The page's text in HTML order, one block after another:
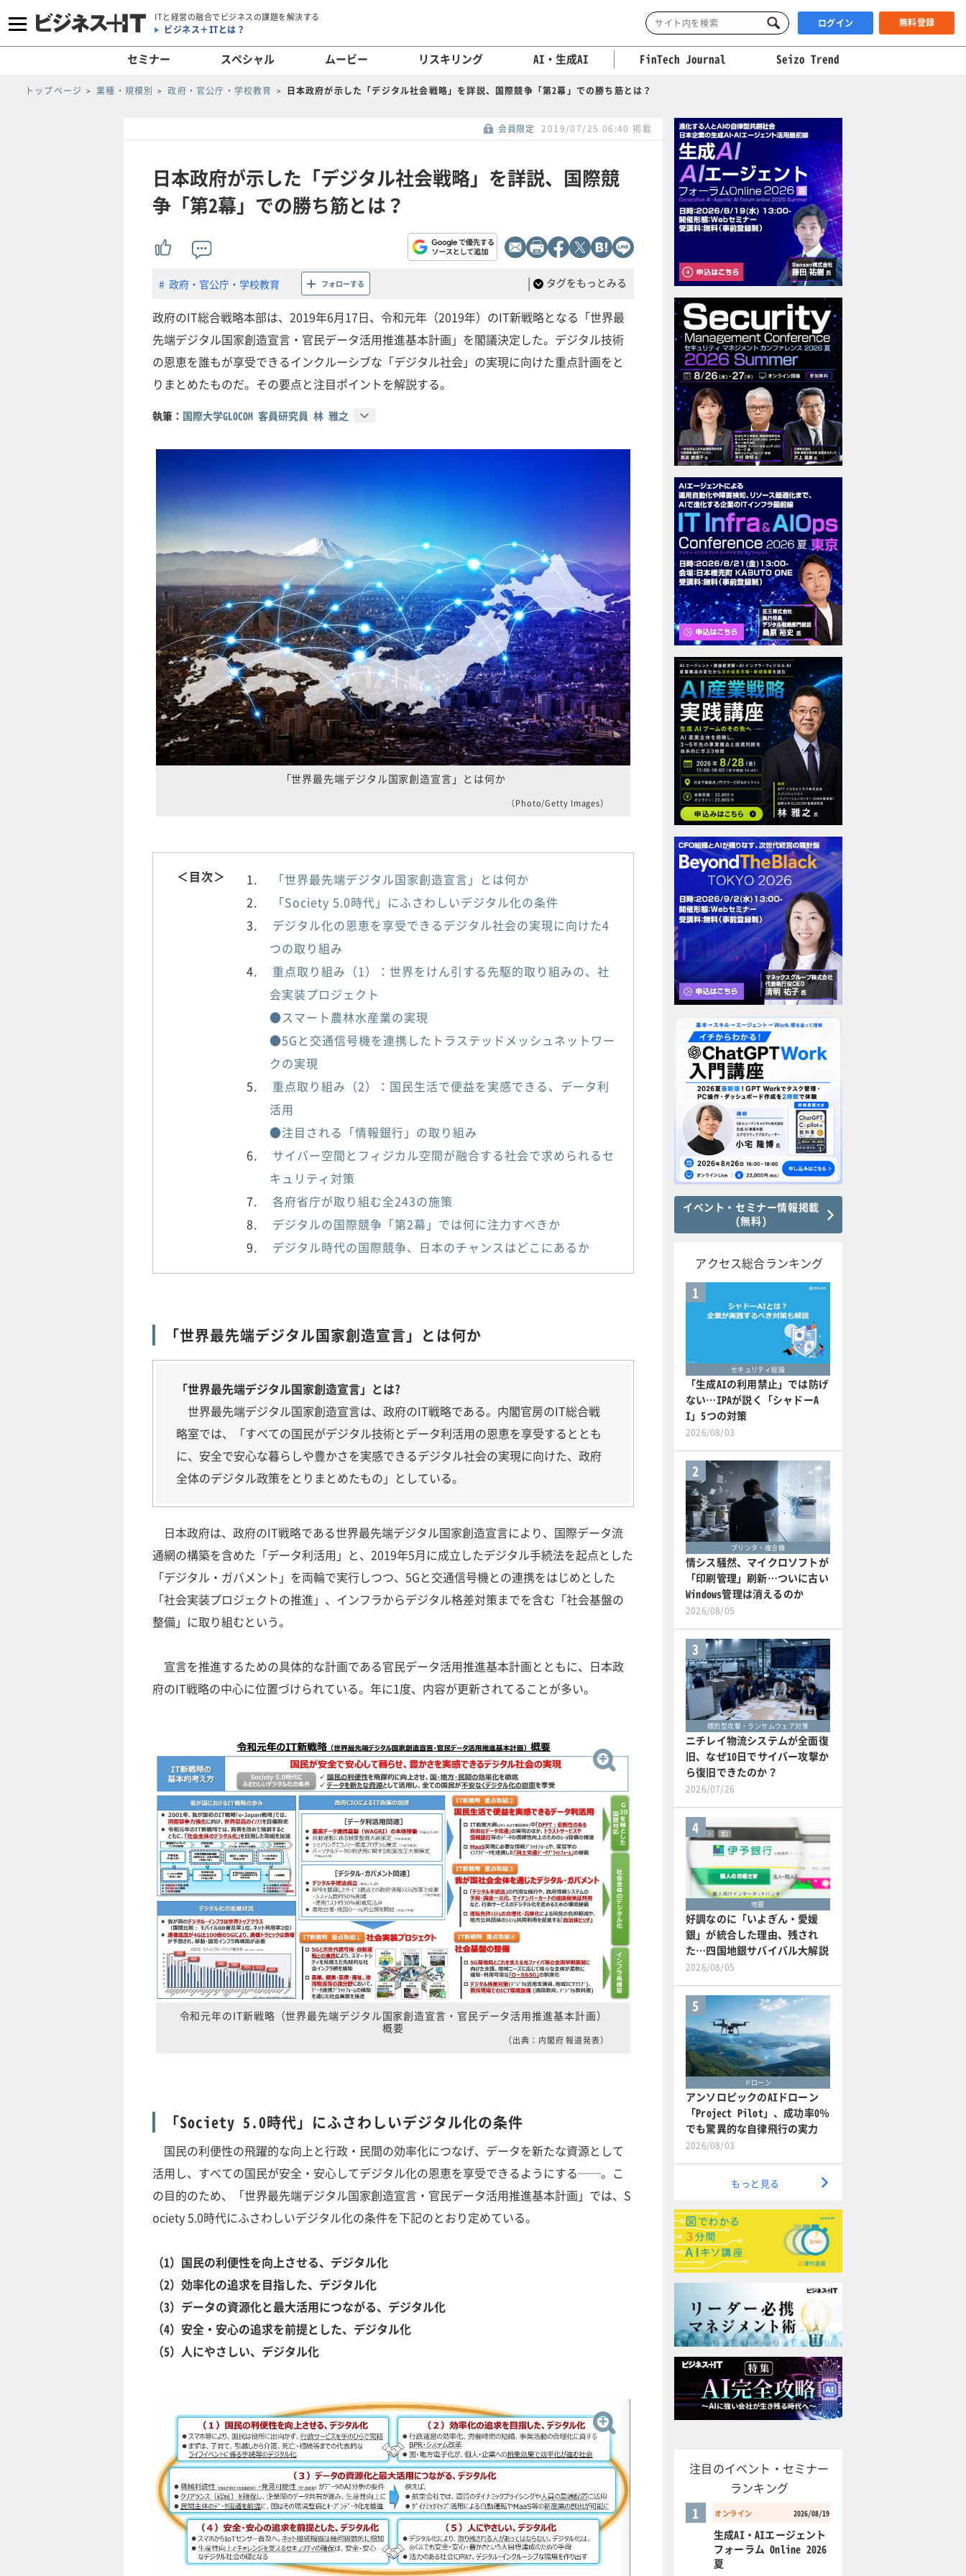
ITと経営の融合でビジネスの課題を解決する
ビジネス＋ITとは？ ログイン 無料登録
セミナー スペシャル ムービー リスキリング AI・生成AI FinTech Journal Seizo Trend
トップページ 業種・規模別 政府・官公庁・学校教育 日本政府が示した「デジタル社会戦略」を詳説、国際競争「第2幕」での勝ち筋とは？
会員限定 2019/07/25 06:40 掲載
日本政府が示した「デジタル社会戦略」を詳説、国際競
争「第2幕」での勝ち筋とは？
政府・官公庁・学校教育 フォローする | タグをもっとみる
政府のIT総合戦略本部は、2019年6月17日、令和元年（2019年）のIT新戦略となる「世界最
先端デジタル国家創造宣言・官民データ活用推進基本計画」を閣議決定した。デジタル技術
の恩恵を誰もが享受できるインクルーシブな「デジタル社会」の実現に向けた重点計画をと
りまとめたものだ。その要点と注目ポイントを解説する。
執筆： 国際大学GLOCOM 客員研究員 林 雅之
「世界最先端デジタル国家創造宣言」とは何か
（Photo/Getty Images）
＜目次＞
「世界最先端デジタル国家創造宣言」とは何か
「Society 5.0時代」にふさわしいデジタル化の条件
デジタル化の恩恵を享受できるデジタル社会の実現に向けた4
つの取り組み
重点取り組み（1）：世界をけん引する先駆的取り組みの、社
会実装プロジェクト
●スマート農林水産業の実現
●5Gと交通信号機を連携したトラステッドメッシュネットワー
クの実現
重点取り組み（2）：国民生活で便益を実感できる、データ利
活用
●注目される「情報銀行」の取り組み
サイバー空間とフィジカル空間が融合する社会で求められるセ
キュリティ対策
各府省庁が取り組む全243の施策
デジタルの国際競争「第2幕」では何に注力すべきか
デジタル時代の国際競争、日本のチャンスはどこにあるか
「世界最先端デジタル国家創造宣言」とは何か
「世界最先端デジタル国家創造宣言」とは?
世界最先端デジタル国家創造宣言は、政府のIT戦略である。内閣官房のIT総合戦
略室では、「すべての国民がデジタル技術とデータ利活用の恩恵を享受するととも
に、安全で安心な暮らしや豊かさを実感できるデジタル社会の実現に向けた、政府
全体のデジタル政策をとりまとめたもの」としている。
日本政府は、政府のIT戦略である世界最先端デジタル国家創造宣言により、国際データ流
通網の構築を含めた「データ利活用」と、2019年5月に成立したデジタル手続法を起点とした
「デジタル・ガバメント」を両輪で実行しつつ、5Gと交通信号機との連携をはじめとした
「社会実装プロジェクトの推進」、インフラからデジタル格差対策までを含む「社会基盤の
整備」に取り組むという。
宣言を推進するための具体的な計画である官民データ活用推進基本計画とともに、日本政
府のIT戦略の中心に位置づけられている。年に1度、内容が更新されてることが多い。
令和元年のIT新戦略（世界最先端デジタル国家創造宣言・官民データ活用推進基本計画）
概要
（出典：内閣府 報道発表）
「Society 5.0時代」にふさわしいデジタル化の条件
国民の利便性の飛躍的な向上と行政・民間の効率化につなげ、データを新たな資源として
活用し、すべての国民が安全・安心してデジタル化の恩恵を享受できるようにする──。こ
の目的のため、「世界最先端デジタル国家創造宣言・官民データ活用推進基本計画」では、S
ociety 5.0時代にふさわしいデジタル化の条件を下記のとおり定めている。
（1）国民の利便性を向上させる、デジタル化
（2）効率化の追求を目指した、デジタル化
（3）データの資源化と最大活用につながる、デジタル化
（4）安全・安心の追求を前提とした、デジタル化
（5）人にやさしい、デジタル化
イベント・セミナー情報掲載
(無料)
アクセス総合ランキング
1
セキュリティ総論
「生成AIの利用禁止」では防げ
ない…IPAが説く「シャドーA
I」5つの対策
2026/08/03
2
プリンタ・複合機
情シス騒然、マイクロソフトが
「印刷管理」刷新…ついに古い
Windows管理は消えるのか
2026/08/05
3
標的型攻撃・ランサムウェア対策
ニチレイ物流システムが全面復
旧、なぜ10日でサイバー攻撃か
ら復旧できたのか？
2026/07/26
4
地銀
好調なのに「いよぎん・愛媛
銀」が統合した理由、残され
た…四国地銀サバイバル大解説
2026/08/05
5
ドローン
アンソロピックのAIドローン
「Project Pilot」、成功率0％
でも驚異的な自律飛行の実力
2026/08/03
もっと見る
注目のイベント・セミナー
ランキング
オンライン 2026/08/19
1
生成AI・AIエージェント
フォーラム Online 2026
夏